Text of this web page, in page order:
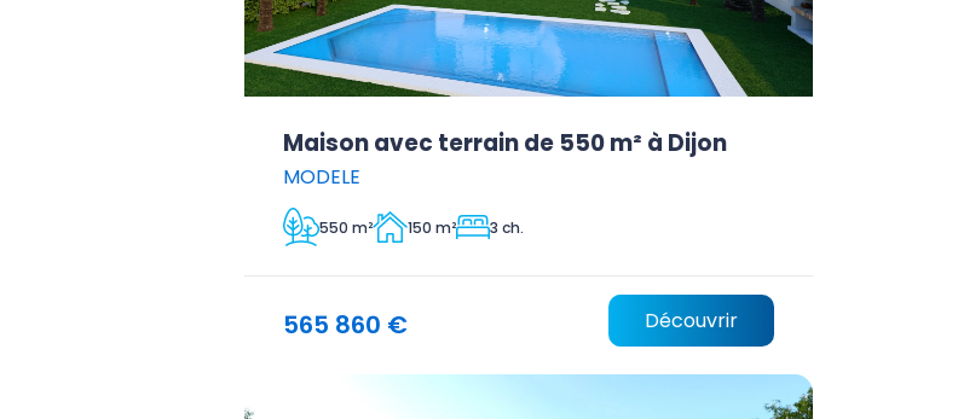
Maison avec terrain de 550 m² à Dijon
MODELE
550 m² 150 m² 3 ch.
565 860 € Découvrir